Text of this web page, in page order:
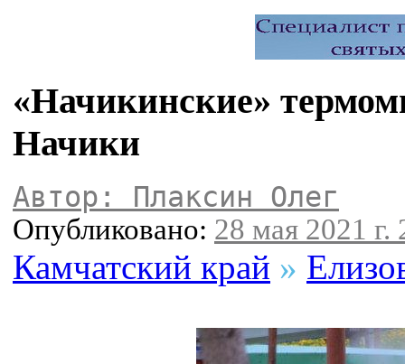
«Начикинские»
Начики
Автор: Плаксин Олег
Опубликовано: 28 мая 2021 г.
Камчатский край »